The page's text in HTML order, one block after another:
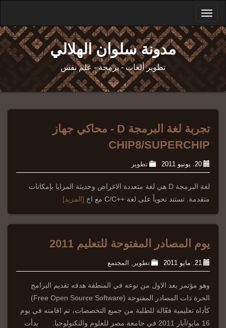
Toggle
navigation
مدونة سلوان الهلالي
تطوير ألعاب - برمجة - علم نفس
تجربة لغة البرمجة D - محاكي جهاز
CHIP8/SUPERCHIP
20. يونيو 2011 تطوير
لغة البرمجة D هي لغة متعددة الاغراض وحديثة المزايا بإمكانات
متقدمة. تستند نحوياً على لغة ++C/C مع اخ
[المزيد]
يوم المصادر المفتوحة للتعليم 2011
21. مايو 2011 تطوير , المجتمع
وهو مؤتمر يعد الاول من نوعه في المنطقة هدفه تقديم البرامج
الحرة ذات المصادر المفتوحة (Free Open Source Software)
كأداة تعليمية فعّالة للطلبة من جميع التخصصات، تم اقامته في يوم
16 مايو/آيار 2011 في جامعة مصر للعلوم والتكنولوجيا. بدأت